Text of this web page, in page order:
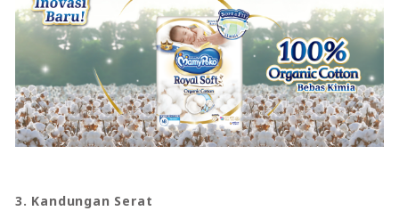
3. Kandungan Serat